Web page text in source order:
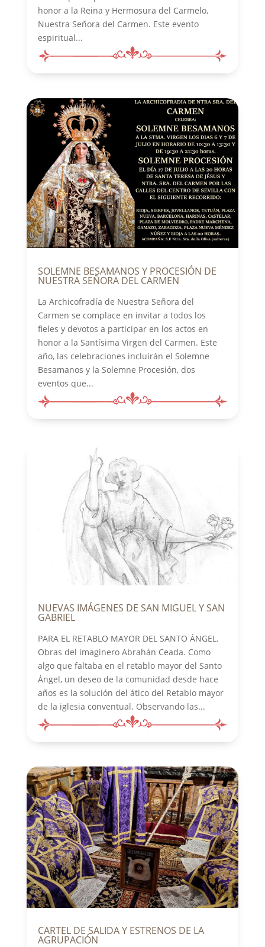
honor a la Reina y Hermosura del Carmelo,
Nuestra Señora del Carmen. Este evento
espiritual...
SOLEMNE BESAMANOS Y PROCESIÓN DE
NUESTRA SEÑORA DEL CARMEN
La Archicofradía de Nuestra Señora del
Carmen se complace en invitar a todos los
fieles y devotos a participar en los actos en
honor a la Santísima Virgen del Carmen. Este
año, las celebraciones incluirán el Solemne
Besamanos y la Solemne Procesión, dos
eventos que...
NUEVAS IMÁGENES DE SAN MIGUEL Y SAN
GABRIEL
PARA EL RETABLO MAYOR DEL SANTO ÁNGEL.
Obras del imaginero Abrahán Ceada. Como
algo que faltaba en el retablo mayor del Santo
Ángel, un deseo de la comunidad desde hace
años es la solución del ático del Retablo mayor
de la iglesia conventual. Observando las...
CARTEL DE SALIDA Y ESTRENOS DE LA
AGRUPACIÓN